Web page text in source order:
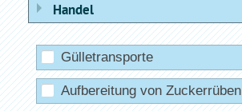
Handel
Gülletransporte
Aufbereitung von Zuckerrüben